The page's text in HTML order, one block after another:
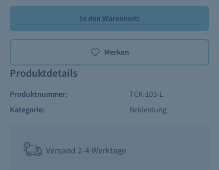
In den Warenkorb
Merken
Produktdetails
Produktnummer:
TCK-103-L
Kategorie:
Bekleidung
Versand 2-4 Werktage